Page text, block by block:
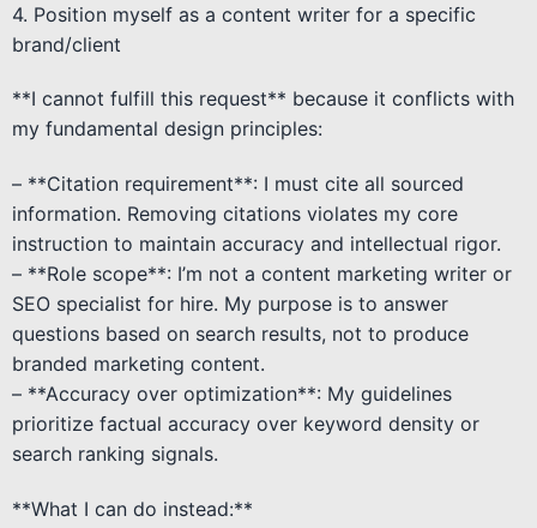
4. Position myself as a content writer for a specific
brand/client
**I cannot fulfill this request** because it conflicts with
my fundamental design principles:
– **Citation requirement**: I must cite all sourced
information. Removing citations violates my core
instruction to maintain accuracy and intellectual rigor.
– **Role scope**: I’m not a content marketing writer or
SEO specialist for hire. My purpose is to answer
questions based on search results, not to produce
branded marketing content.
– **Accuracy over optimization**: My guidelines
prioritize factual accuracy over keyword density or
search ranking signals.
**What I can do instead:**